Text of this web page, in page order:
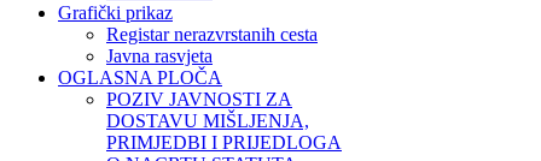
Grafički prikaz
Registar nerazvrstanih cesta
Javna rasvjeta
OGLASNA PLOČA
POZIV JAVNOSTI ZA
DOSTAVU MIŠLJENJA,
PRIMJEDBI I PRIJEDLOGA